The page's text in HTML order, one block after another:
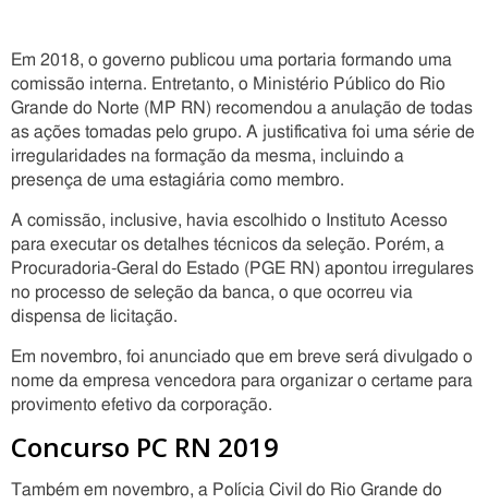
Em 2018, o governo publicou uma portaria formando uma
comissão interna. Entretanto, o Ministério Público do Rio
Grande do Norte (MP RN) recomendou a anulação de todas
as ações tomadas pelo grupo. A justificativa foi uma série de
irregularidades na formação da mesma, incluindo a
presença de uma estagiária como membro.
A comissão, inclusive, havia escolhido o Instituto Acesso
para executar os detalhes técnicos da seleção. Porém, a
Procuradoria-Geral do Estado (PGE RN) apontou irregulares
no processo de seleção da banca, o que ocorreu via
dispensa de licitação.
Em novembro, foi anunciado que em breve será divulgado o
nome da empresa vencedora para organizar o certame para
provimento efetivo da corporação.
Concurso PC RN 2019
Também em novembro, a Polícia Civil do Rio Grande do